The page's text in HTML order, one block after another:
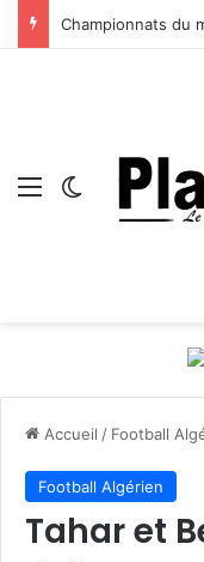
Menu Switch skin
Accueil / Football
Football Algérien
Tahar et